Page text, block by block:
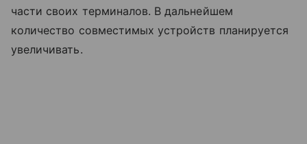
части своих терминалов. В дальнейшем
количество совместимых устройств планируется
увеличивать.